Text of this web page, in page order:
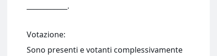
____________.
Votazione:
Sono presenti e votanti complessivamente